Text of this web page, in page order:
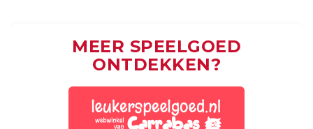
MEER SPEELGOED
ONTDEKKEN?